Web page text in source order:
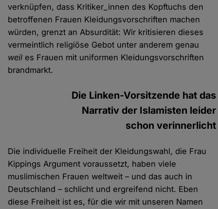
verknüpfen, dass Kritiker_innen des Kopftuchs den
betroffenen Frauen Kleidungsvorschriften machen
würden, grenzt an Absurdität: Wir kritisieren dieses
vermeintlich religiöse Gebot unter anderem genau
weil es Frauen mit uniformen Kleidungsvorschriften
brandmarkt.
Die Linken-Vorsitzende hat das
Narrativ der Islamisten leider
schon verinnerlicht
Die individuelle Freiheit der Kleidungswahl, die Frau
Kippings Argument voraussetzt, haben viele
muslimischen Frauen weltweit – und das auch in
Deutschland – schlicht und ergreifend nicht. Eben
diese Freiheit ist es, für die wir mit unseren Namen